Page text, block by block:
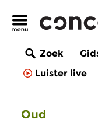
Zoek
Luister live
Oud